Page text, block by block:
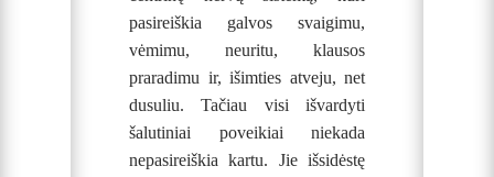
pasireiškia galvos svaigimu,
vėmimu, neuritu, klausos
praradimu ir, išimties atveju, net
dusuliu. Tačiau visi išvardyti
šalutiniai poveikiai niekada
nepasireiškia kartu. Jie išsidėstę